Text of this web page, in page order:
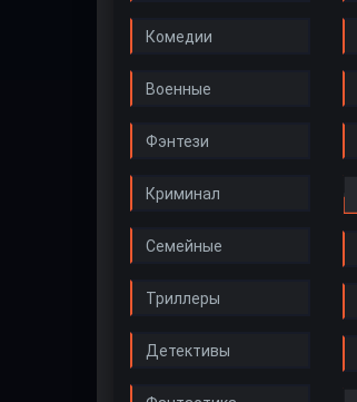
Комедии
Военные
Фэнтези
Криминал
Семейные
Триллеры
Детективы